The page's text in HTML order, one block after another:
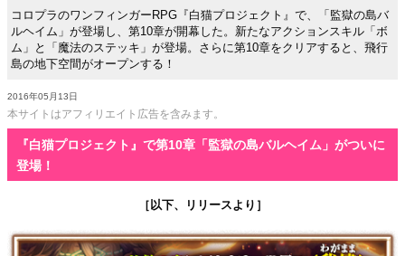
コロプラのワンフィンガーRPG『白猫プロジェクト』で、「監獄の島バ
ルヘイム」が登場し、第10章が開幕した。新たなアクションスキル「ボ
ム」と「魔法のステッキ」が登場。さらに第10章をクリアすると、飛行
島の地下空間がオープンする！
2016年05月13日
本サイトはアフィリエイト広告を含みます。
『白猫プロジェクト』で第10章「監獄の島バルヘイム」がついに
登場！
［以下、リリースより］